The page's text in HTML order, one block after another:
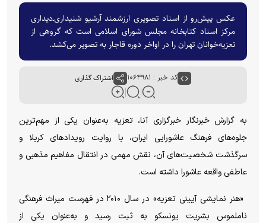
عکس پیش‌رو از اسناد تصویری ارزشمند آرشیو شنیداری‌ـ‌دیداری
مرکز اسناد کتابخانه مجلس شورای اسلامی است که گروهی از
تعزیه‌خوانان تهران را در اواخر دوره قاجار به تصویر می‌کشد.
کد خبر : ۱۰۶۴۹۸۱ اشتراک گذاری
به گزارش خبرنگار خبرگزاری آنا، تعزیه به‌عنوان یکی از مهم‌ترین
جلوه‌های فرهنگ عاشورایی ایران، با روایت رویداد‌های کربلا و
سرگذشت شخصیت‌های آن، نقش مهمی در انتقال مفاهیم مذهبی و
عاطفی واقعه عاشورا داشته است.
«هنر نمایشی آیینی تعزیه» در سال ۲۰۱۰ در فهرست میراث فرهنگی
ناملموس بشریت یونسکو به ثبت رسید و به‌عنوان یکی از